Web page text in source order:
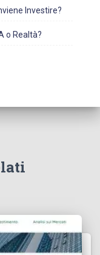
Investire?
o Realtà?